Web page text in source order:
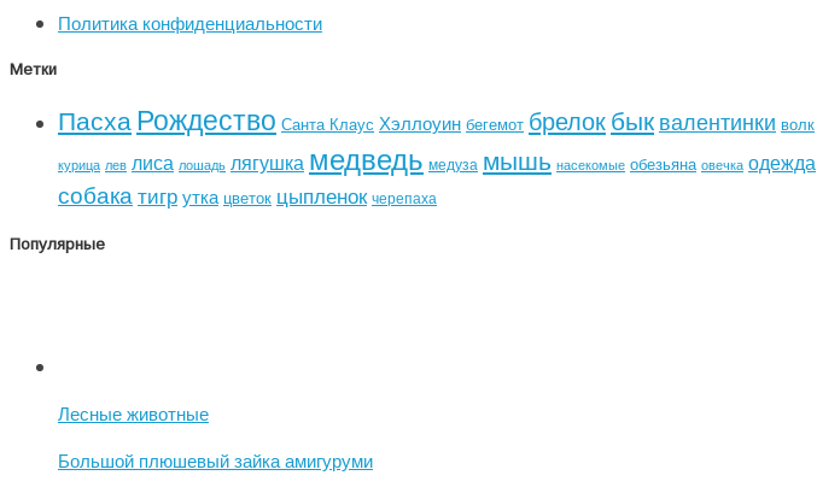
Политика конфиденциальности
Метки
ПасхаРождество Санта Клаус Хэллоуин бегемот брелокбыквалентинки волк
курица лев лиса лошадь лягушка медведь медуза мышь насекомые обезьяна овечка одежда
собака тигрутка цветок цыпленок черепаха
Популярные
Лесные животные
Большой плюшевый зайка амигуруми